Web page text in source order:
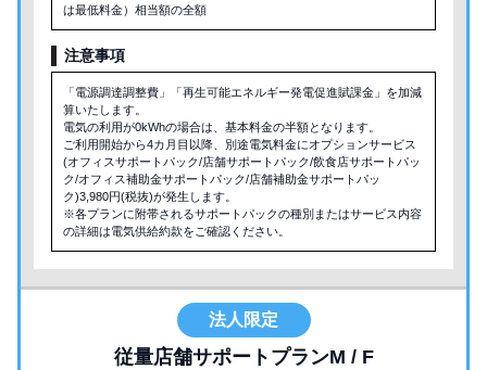
は最低料金）相当額の全額
注意事項
「電源調達調整費」「再生可能エネルギー発電促進賦課金」を加減
算いたします。
電気の利用が0kWhの場合は、基本料金の半額となります。
ご利用開始から4カ月目以降、別途電気料金にオプションサービス
(オフィスサポートパック/店舗サポートパック/飲食店サポートパッ
ク/オフィス補助金サポートパック/店舗補助金サポートパッ
ク)3,980円(税抜)が発生します。
※各プランに附帯されるサポートパックの種別またはサービス内容
の詳細は電気供給約款をご確認ください。
従量店舗サポートプランM / F
法人限定